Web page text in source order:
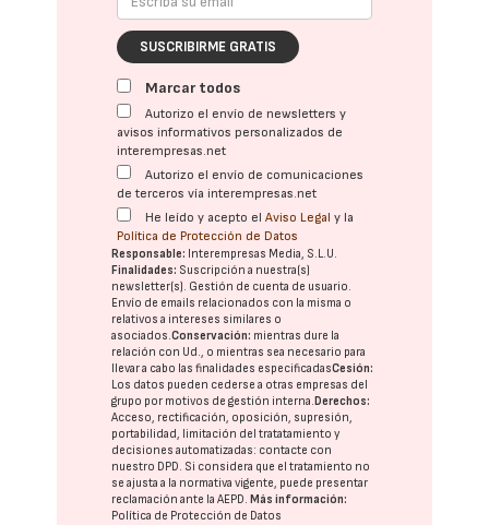
SUSCRIBIRME GRATIS
Marcar todos
Autorizo el envío de newsletters y
avisos informativos personalizados de
interempresas.net
Autorizo el envío de comunicaciones
de terceros vía interempresas.net
He leído y acepto elAviso Legal y la
Política de Protección de Datos
Responsable: Interempresas Media, S.L.U.
Finalidades: Suscripción a nuestra(s)
newsletter(s). Gestión de cuenta de usuario.
Envío de emails relacionados con la misma o
relativos a intereses similares o
asociados.Conservación: mientras dure la
relación con Ud., o mientras sea necesario para
llevar a cabo las finalidades especificadasCesión:
Los datos pueden cederse a otras empresas del
grupo por motivos de gestión interna. Derechos:
Acceso, rectificación, oposición, supresión,
portabilidad, limitación del tratatamiento y
decisiones automatizadas: contacte con
nuestro DPD. Si considera que el tratamiento no
se ajusta a la normativa vigente, puede presentar
reclamación ante laAEPD. Más información:
Política de Protección de Datos